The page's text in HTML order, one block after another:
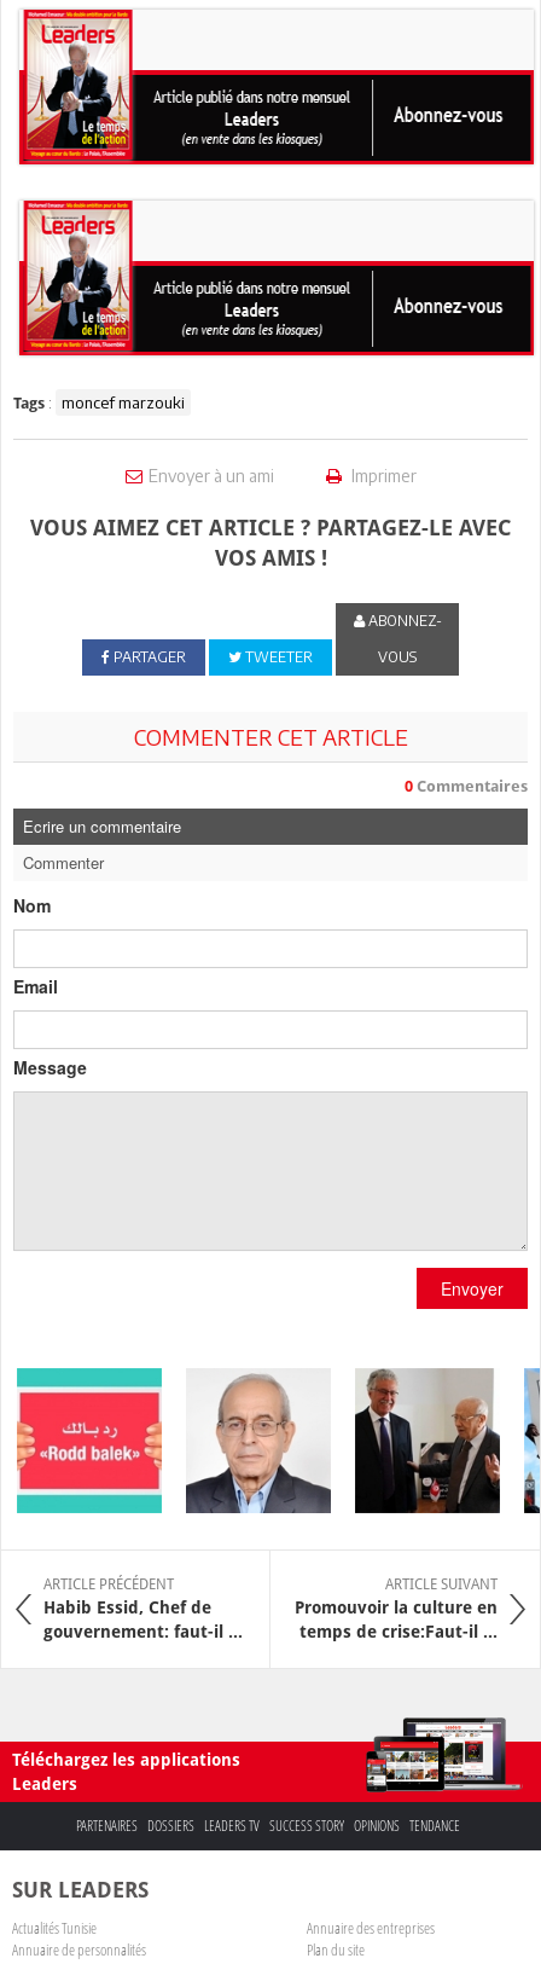
Tags : moncef marzouki
Envoyer à un ami Imprimer
VOUS AIMEZ CET ARTICLE ? PARTAGEZ-LE AVEC
VOS AMIS !
PARTAGER TWEETER
ABONNEZ-
VOUS
COMMENTER CET ARTICLE
0 Commentaires
Ecrire un commentaire
Commenter
Nom
Email
Message
Envoyer
ARTICLE PRÉCÉDENT
Habib Essid, Chef de
gouvernement: faut-il ...
ARTICLE SUIVANT
Promouvoir la culture en
temps de crise:Faut-il ...
Téléchargez les applications
Leaders
PARTENAIRES DOSSIERS LEADERS TV SUCCESS STORY OPINIONS TENDANCE
SUR LEADERS
Actualités Tunisie
Annuaire des entreprises
Annuaire de personnalités
Plan du site